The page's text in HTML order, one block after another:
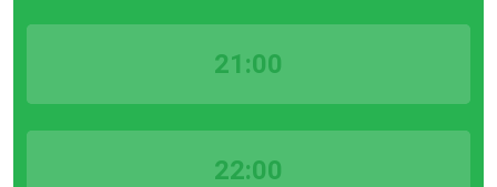
21:00
22:00